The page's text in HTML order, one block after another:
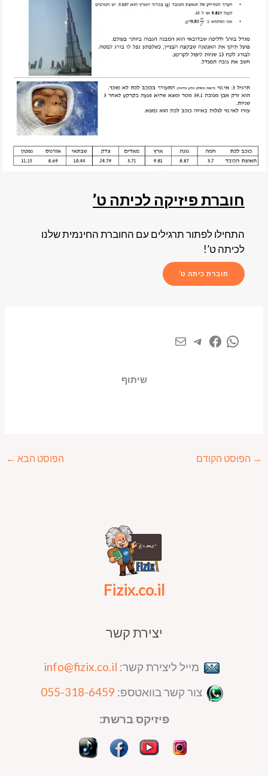
חוברת פיזיקה לכיתה ט’
התחילו לפתור תרגילים עם החוברת החינמית שלנו
לכיתה ט’!
חוברת כיתה ט’
שיתוף
→ הפוסט הקודם הפוסט הבא ←
Fizix.co.il
יצירת קשר
מייל ליצירת קשר: info@fizix.co.il
צור קשר בוואטספ: 055-318-6459
פיזיקס ברשת: